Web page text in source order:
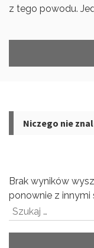
z tego powodu.
Niczego nie
Brak wyników
ponownie z innymi
Szukaj: